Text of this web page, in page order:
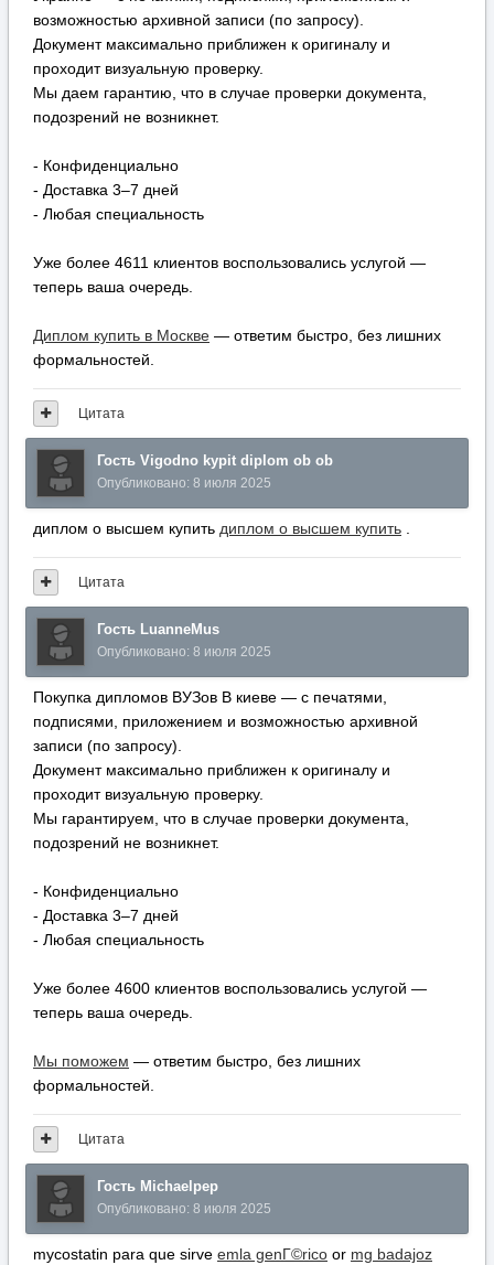
возможностью архивной записи (по запросу).
Документ максимально приближен к оригиналу и
проходит визуальную проверку.
Мы даем гарантию, что в случае проверки документа,
подозрений не возникнет.
- Конфиденциально
- Доставка 3–7 дней
- Любая специальность
Уже более 4611 клиентов воспользовались услугой —
теперь ваша очередь.
Диплом купить в Москве — ответим быстро, без лишних
формальностей.
Цитата
Гость Vigodno kypit diplom ob ob
Опубликовано: 8 июля 2025
диплом о высшем купить диплом о высшем купить
Цитата
Гость LuanneMus
Опубликовано: 8 июля 2025
Покупка дипломов ВУЗов В киеве — с печатями,
подписями, приложением и возможностью архивной
записи (по запросу).
Документ максимально приближен к оригиналу и
проходит визуальную проверку.
Мы гарантируем, что в случае проверки документа,
подозрений не возникнет.
- Конфиденциально
- Доставка 3–7 дней
- Любая специальность
Уже более 4600 клиентов воспользовались услугой —
теперь ваша очередь.
Мы поможем — ответим быстро, без лишних
формальностей.
Цитата
Гость Michaelpep
Опубликовано: 8 июля 2025
mycostatin para que sirve emla genГ©rico or mg badajoz